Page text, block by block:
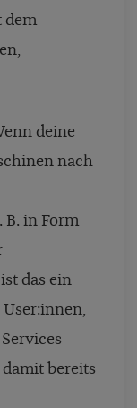
dem
deine
nach
B. in Form
das ein
bereits